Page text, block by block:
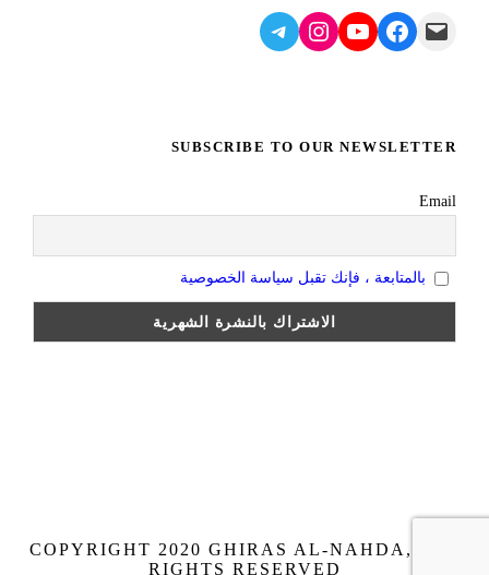
Mail
Facebook
YouTube
Instagram
Telegram
SUBSCRIBE TO OUR NEWSLETTER
Email
بالمتابعة ، فإنك تقبل سياسة الخصوصية
COPYRIGHT 2020 GHIRAS AL-NAHDA, ALL
RIGHTS RESERVED